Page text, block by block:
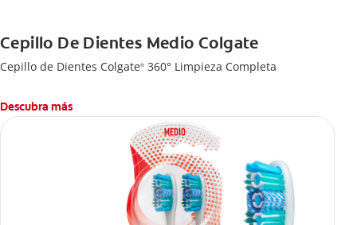
Cepillo De Dientes Medio Colgate
Cepillo de Dientes Colgate® 360° Limpieza Completa
Descubra más